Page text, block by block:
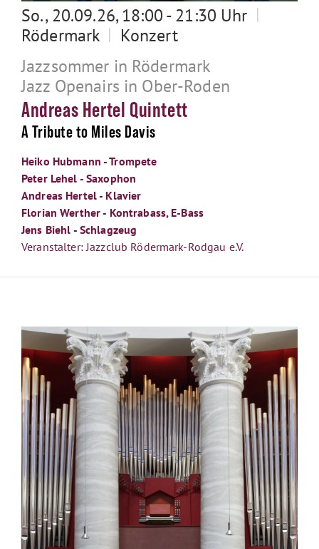
So., 20.09.26, 18:00 - 21:30 Uhr |
Rödermark | Konzert
Jazzsommer in Rödermark
Jazz Openairs in Ober-Roden
Andreas Hertel Quintett
A Tribute to Miles Davis
Heiko Hubmann - Trompete
Peter Lehel - Saxophon
Andreas Hertel - Klavier
Florian Werther - Kontrabass, E-Bass
Jens Biehl - Schlagzeug
Veranstalter: Jazzclub Rödermark-Rodgau e.V.